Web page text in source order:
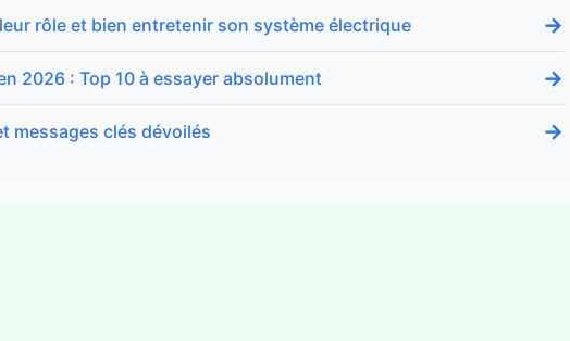
rôle et bien entretenir son système électrique →
2026 : Top 10 à essayer absolument →
messages clés dévoilés →